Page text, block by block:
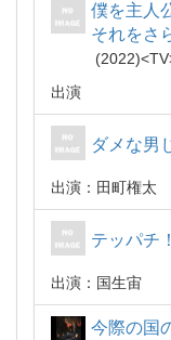
僕を主人
それをさ
2022
TV
出演
ダメな男
出演：田町権太
テッパチ！
出演：国生宙
今際の国